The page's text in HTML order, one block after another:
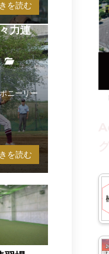
を読む
ニー
力連
ポニーリー
を読む